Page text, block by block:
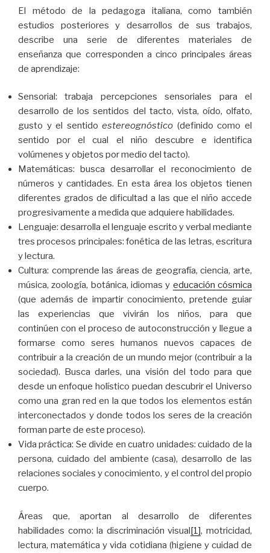
El método de la pedagoga italiana, como también
estudios posteriores y desarrollos de sus trabajos,
describe una serie de diferentes materiales de
enseñanza que corresponden a cinco principales áreas
de aprendizaje:
Sensorial: trabaja percepciones sensoriales para el
desarrollo de los sentidos del tacto, vista, oído, olfato,
gusto y el sentidoestereognóstico (definido como el
sentido por el cual el niño descubre e identifica
volúmenes y objetos por medio del tacto).
Matemáticas: busca desarrollar el reconocimiento de
números y cantidades. En esta área los objetos tienen
diferentes grados de dificultad a las que el niño accede
progresivamente a medida que adquiere habilidades.
Lenguaje: desarrolla el lenguaje escrito y verbal mediante
tres procesos principales: fonética de las letras, escritura
y lectura.
Cultura: comprende las áreas de geografía, ciencia, arte,
música, zoología, botánica, idiomas y educación cósmica
(que además de impartir conocimiento, pretende guiar
las experiencias que vivirán los niños, para que
continúen con el proceso de autoconstrucción y llegue a
formarse como seres humanos nuevos capaces de
contribuir a la creación de un mundo mejor (contribuir a la
sociedad). Busca darles, una visión del todo para que
desde un enfoque holístico puedan descubrir el Universo
como una gran red en la que todos los elementos están
interconectados y donde todos los seres de la creación
forman parte de este proceso).
Vida práctica: Se divide en cuatro unidades: cuidado de la
persona, cuidado del ambiente (casa), desarrollo de las
relaciones sociales y conocimiento, y el control del propio
cuerpo.
Áreas que, aportan al desarrollo de diferentes
habilidades como: la discriminación visual[1], motricidad,
lectura, matemática y vida cotidiana (higiene y cuidad de